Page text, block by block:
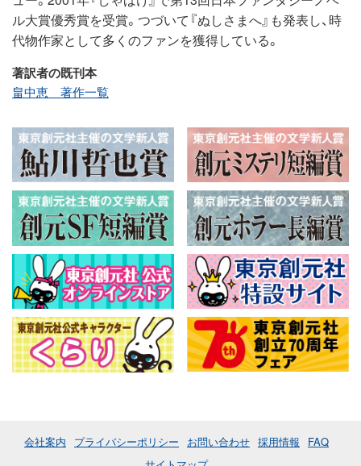
ル大賞優秀賞を受賞。つづいて『ぬしさまへ』も発表し、時
代物作家として多くのファンを獲得している。
著訳者の既刊本
畠中恵 著作一覧
会社案内 プライバシーポリシー お問い合わせ 採用情報
FAQ